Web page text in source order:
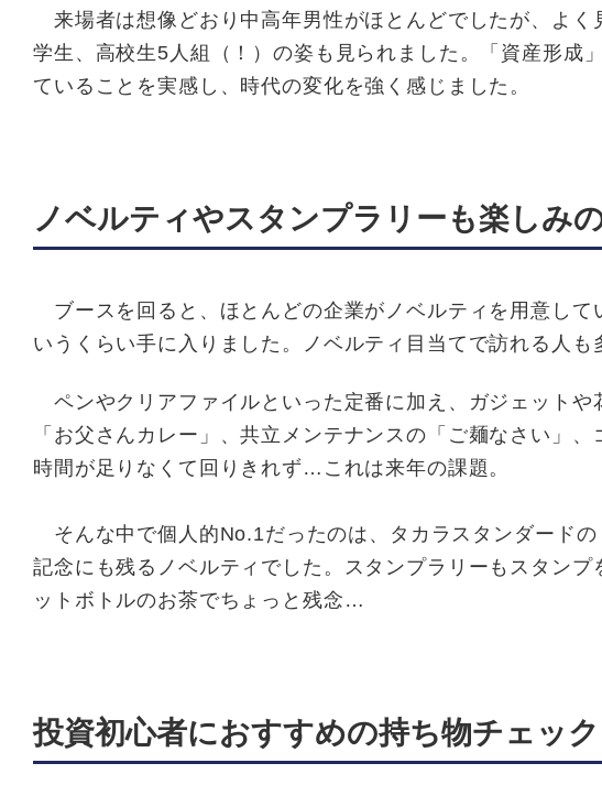
来場者は想像どおり中高年男性がほとんどでしたが、よ
学生、高校生5人組（！）の姿も見られました。
「資産形成
ていることを実感し、時代の変化を強く感じました。
ノベルティやスタンプラリーも楽しみ
ブースを回ると、ほとんどの企業がノベルティを用意して
いうくらい手に入りました。ノベルティ目当てで訪れる人も
ペンやクリアファイルといった定番に加え、ガジェット
「お父さんカレー」、共立メンテナンスの「ご麺なさい」
時間が足りなくて回りきれず…これは来年の課題。
そんな中で個人的No.1だったのは、タカラスタンダードの
記念にも残るノベルティでした。
スタンプラリーもスタン
ットボトルのお茶でちょっと残念…
投資初心者におすすめの持ち物チェック